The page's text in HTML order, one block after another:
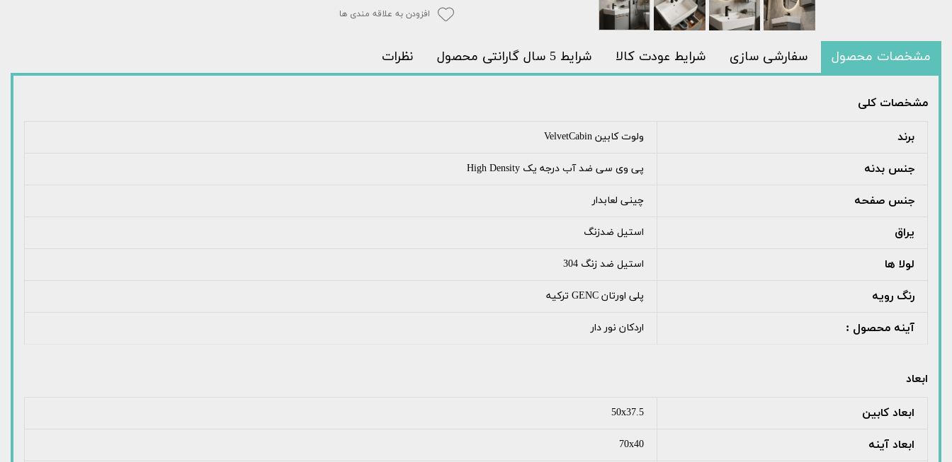
افزودن به علاقه مندی ها
مشخصات محصول سفارشی سازی شرایط عودت کالا شرایط 5 سال گارانتی محصول نظرات
مشخصات کلی
برند ولوت کابین VelvetCabin
جنس بدنه پی وی سی ضد آب درجه یک High Density
جنس صفحه چینی لعابدار
یراق استیل ضدزنگ
لولا ها استیل ضد زنگ 304
رنگ رویه پلی اورتان GENC ترکیه
آینه محصول : اردکان نور دار
ابعاد
ابعاد کابین 50x37.5
ابعاد آینه 70x40